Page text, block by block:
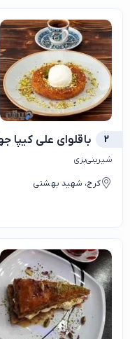
2 باقلوای علی کیپا
شیرینی‌پزی
کرج، شهید بهشتى